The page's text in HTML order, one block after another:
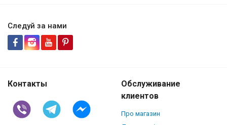
Следуй за нами
Контакты
Обслуживание
клиентов
Про магазин